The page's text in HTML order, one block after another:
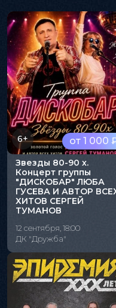
от 1 000
6+
Звезды 80-90 х.
Концерт группы
"ДИСКОБАР" ЛЮБА
ГУСЕВА И АВТОР
ХИТОВ СЕРГЕЙ
ТУМАНОВ
12 сентября, 18:00
ДК "Дружба"